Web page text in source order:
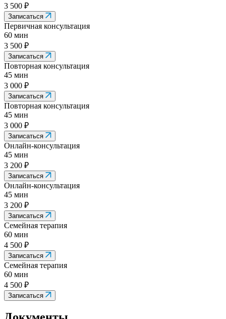
3 500 ₽
Записаться
Первичная консультация
60 мин
3 500 ₽
Записаться
Повторная консультация
45 мин
3 000 ₽
Записаться
Повторная консультация
45 мин
3 000 ₽
Записаться
Онлайн-консультация
45 мин
3 200 ₽
Записаться
Онлайн-консультация
45 мин
3 200 ₽
Записаться
Семейная терапия
60 мин
4 500 ₽
Записаться
Семейная терапия
60 мин
4 500 ₽
Записаться